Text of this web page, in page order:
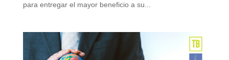
para entregar el mayor beneficio a su...